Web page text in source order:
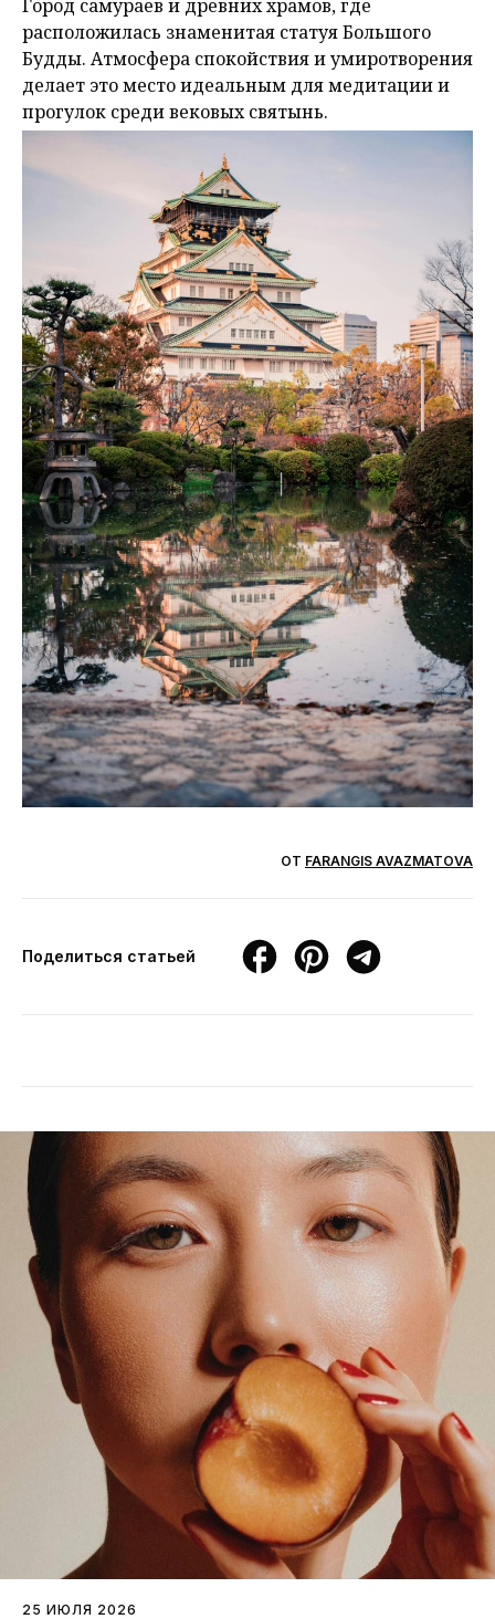
Город самураев и древних храмов, где
расположилась знаменитая статуя Большого
Будды. Атмосфера спокойствия и умиротворения
делает это место идеальным для медитации и
прогулок среди вековых святынь.
ОТ FARANGIS AVAZMATOVA
Поделиться статьей
25 ИЮЛЯ 2026